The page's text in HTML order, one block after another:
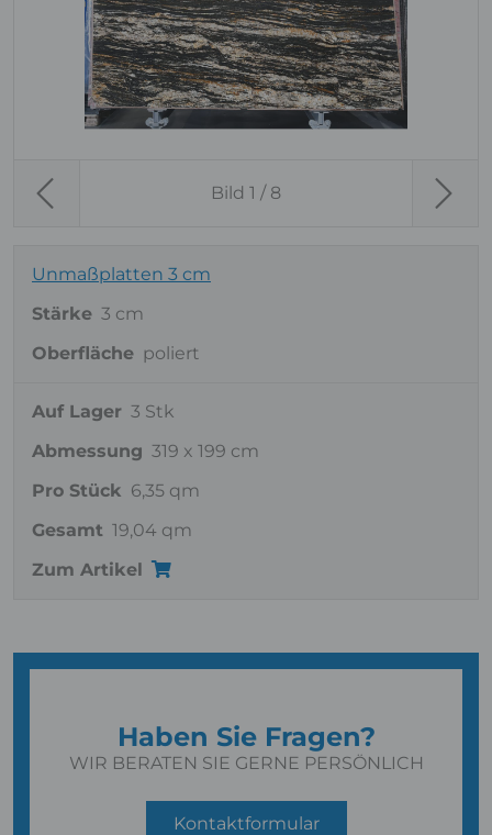
Previous Bild 1 / 8 Next
Unmaßplatten 3 cm
Stärke 3 cm
Oberfläche poliert
Auf Lager 3 Stk
Abmessung 319 x 199 cm
Pro Stück 6,35 qm
Gesamt 19,04 qm
Zum Artikel
Haben Sie Fragen?
WIR BERATEN SIE GERNE PERSÖNLICH
Kontaktformular